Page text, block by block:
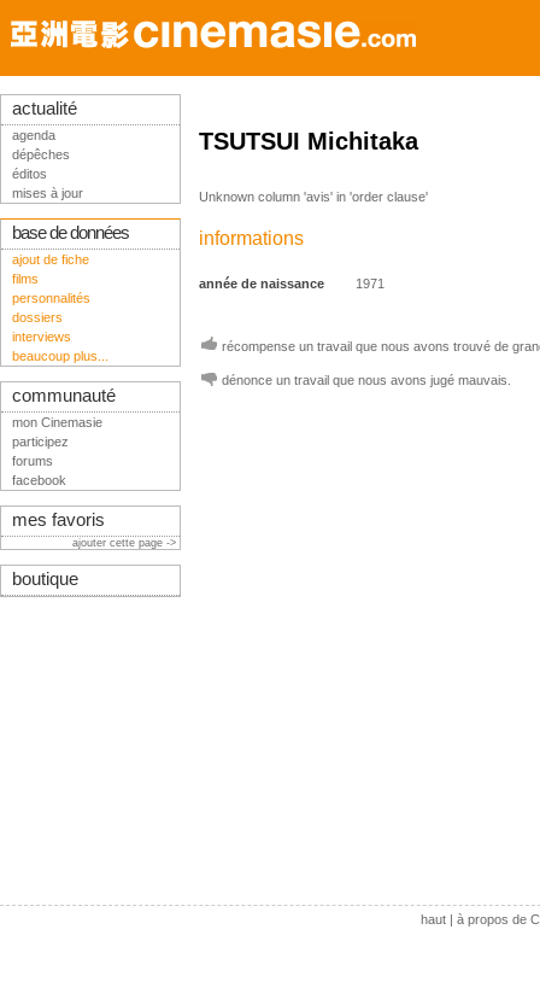
TSUTSUI Michitaka
Unknown column 'avis' in 'order clause'
informations
année de naissance 1971
récompense un travail que nous avons trouvé de
dénonce un travail que nous avons jugé mauvais.
actualité
agenda
dépêches
éditos
mises à jour
base de données
ajout de fiche
films
personnalités
dossiers
interviews
beaucoup plus...
communauté
mon Cinemasie
participez
forums
facebook
mes favoris
ajouter cette page ->
boutique
haut| à propos de